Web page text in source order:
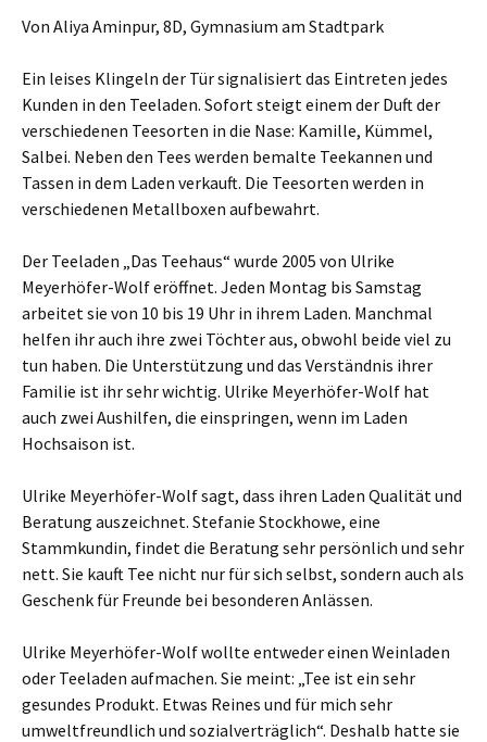
Von Aliya Aminpur, 8D, Gymnasium am Stadtpark
Ein leises Klingeln der Tür signalisiert das Eintreten jedes
Kunden in den Teeladen. Sofort steigt einem der Duft der
verschiedenen Teesorten in die Nase: Kamille, Kümmel,
Salbei. Neben den Tees werden bemalte Teekannen und
Tassen in dem Laden verkauft. Die Teesorten werden in
verschiedenen Metallboxen aufbewahrt.
Der Teeladen „Das Teehaus“ wurde 2005 von Ulrike
Meyerhöfer-Wolf eröffnet. Jeden Montag bis Samstag
arbeitet sie von 10 bis 19 Uhr in ihrem Laden. Manchmal
helfen ihr auch ihre zwei Töchter aus, obwohl beide viel zu
tun haben. Die Unterstützung und das Verständnis ihrer
Familie ist ihr sehr wichtig. Ulrike Meyerhöfer-Wolf hat
auch zwei Aushilfen, die einspringen, wenn im Laden
Hochsaison ist.
Ulrike Meyerhöfer-Wolf sagt, dass ihren Laden Qualität und
Beratung auszeichnet. Stefanie Stockhowe, eine
Stammkundin, findet die Beratung sehr persönlich und sehr
nett. Sie kauft Tee nicht nur für sich selbst, sondern auch als
Geschenk für Freunde bei besonderen Anlässen.
Ulrike Meyerhöfer-Wolf wollte entweder einen Weinladen
oder Teeladen aufmachen. Sie meint: „Tee ist ein sehr
gesundes Produkt. Etwas Reines und für mich sehr
umweltfreundlich und sozialverträglich“. Deshalb hatte sie